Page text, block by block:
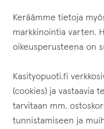
Keräämme tietoja
markkinointia varten.
oikeusperusteena on
Kasityopuoti.fi
(cookies) ja vastaavia
tarvitaan mm.
tunnistamiseen ja